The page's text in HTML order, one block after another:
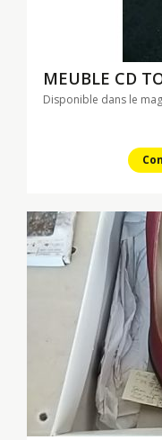
MEUBLE CD
Disponible dans le